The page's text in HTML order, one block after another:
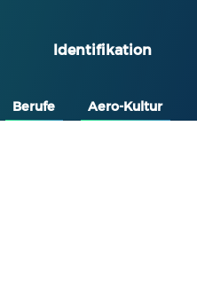
Identifikation
Berufe Aero-Kultur